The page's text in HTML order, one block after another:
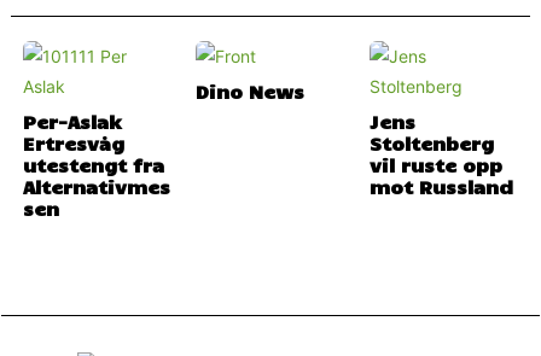
Per-Aslak
Ertresvåg
utestengt fra
Alternativmes
sen
Dino News
Jens
Stoltenberg
vil ruste opp
mot Russland